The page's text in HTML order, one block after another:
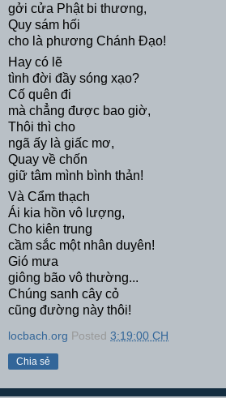
gởi cửa Phật bi thương,
Quy sám hối
cho là phương Chánh Đạo!
Hay có lẽ
tình đời đầy sóng xạo?
Cố quên đi
mà chẳng được bao giờ,
Thôi thì cho
ngã ấy là giấc mơ,
Quay về chốn
giữ tâm mình bình thản!
Và Cẩm thạch
Ái kia hồn vô lượng,
Cho kiên trung
cầm sắc một nhân duyên!
Gió mưa
giông bão vô thường...
Chúng sanh cây cỏ
cũng đường này thôi!
locbach.org Posted 3:19:00 CH
Chia sẻ